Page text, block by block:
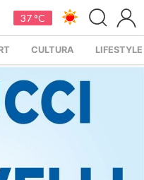
37 °C
CULTURA LIFESTYLE